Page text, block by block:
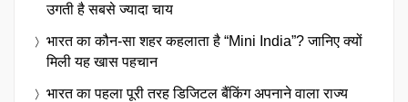
उगती है सबसे ज्यादा चाय
भारत का कौन-सा शहर कहलाता है “Mini India”? जानिए क्यों
मिली यह खास पहचान
भारत का पहला पूरी तरह डिजिटल बैंकिंग अपनाने वाला राज्य